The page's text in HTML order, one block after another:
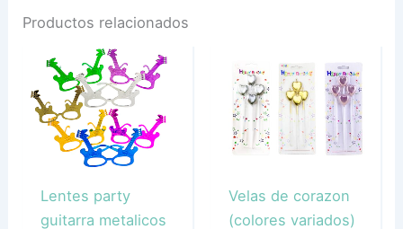
Productos relacionados
Lentes party
guitarra metalicos
Velas de corazon
(colores variados)